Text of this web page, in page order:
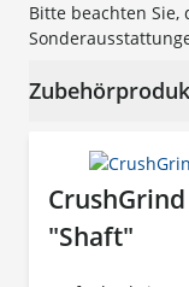
Bitte beachten Sie,
"Shaft"